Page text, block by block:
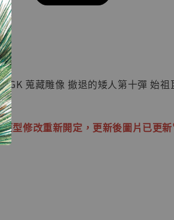
】七龍珠
像 悟空
款 [奇蹟
- +
車
GK 蒐藏雕像 撤退的矮人第十彈 始祖
型修改重新開定，更新後圖片已更